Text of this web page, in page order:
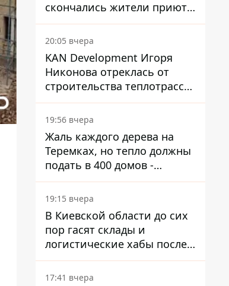
скончались жители приюта
для собак с инвалидностью
20:05 вчера
KAN Development Игоря
Никонова отреклась от
строительства теплотрассы
на Теремках
19:56 вчера
Жаль каждого дерева на
Теремках, но тепло должны
подать в 400 домов -
депутат Киевсовета
19:15 вчера
В Киевской области до сих
пор гасят склады и
логистические хабы после
прилетов ракет - ГСЧС
17:41 вчера